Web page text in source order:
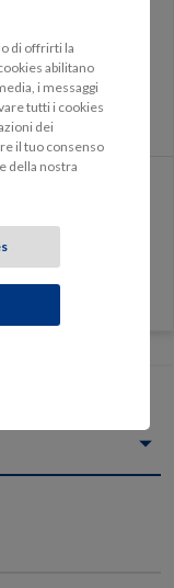
questa garanzia
servizi previsti
nuove prestazioni
medica.
polizza Moto
una
di offrirti la
abilitano
i messaggi
tutti i cookies
dei
il tuo consenso
della nostra